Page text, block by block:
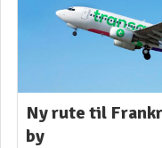
Ny rute til
by